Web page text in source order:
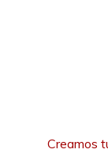
Creamos